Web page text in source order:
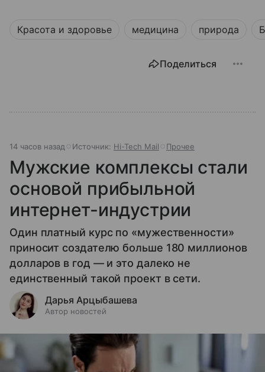
Красота и здоровье медицина природа
Поделиться
14 часов назад Источник: Hi-Tech Mail Прочее
Мужские комплексы стали
основой прибыльной
интернет-индустрии
Один платный курс по «мужественности»
приносит создателю больше 180 миллионов
долларов в год — и это далеко не
единственный такой проект в сети.
Дарья Арцыбашева
Автор новостей